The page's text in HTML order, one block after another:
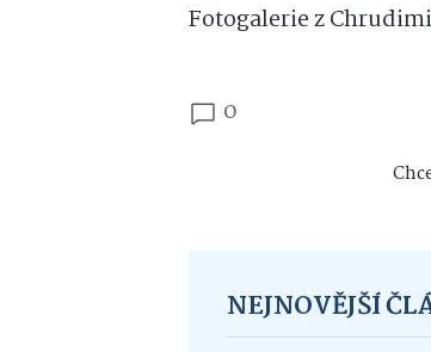
Fotogalerie z Chrudimi
0
NEJNOVĚJŠÍ